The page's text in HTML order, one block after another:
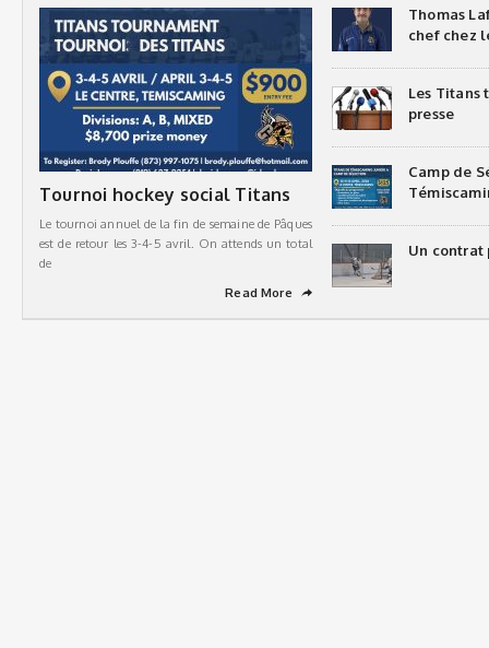
Tournoi hockey social Titans
Le tournoi annuel de la fin de semaine de Pâques
est de retour les 3-4-5 avril. On attends un total
de
Read More
➦
Thomas
chef chez
Les Titans
presse
Camp de
Un contrat